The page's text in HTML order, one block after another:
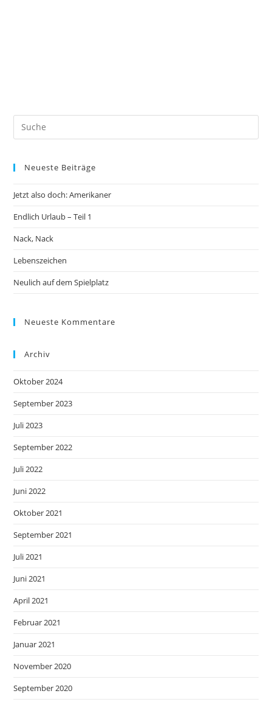
Neueste Beiträge
Jetzt also doch: Amerikaner
Endlich Urlaub – Teil 1
Nack, Nack
Lebenszeichen
Neulich auf dem Spielplatz
Neueste Kommentare
Archiv
Oktober 2024
September 2023
Juli 2023
September 2022
Juli 2022
Juni 2022
Oktober 2021
September 2021
Juli 2021
Juni 2021
April 2021
Februar 2021
Januar 2021
November 2020
September 2020